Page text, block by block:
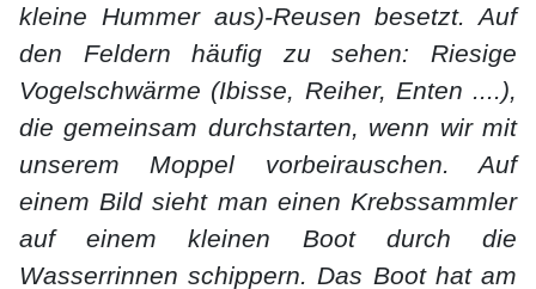
kleine Hummer aus)-Reusen besetzt. Auf
den Feldern häufig zu sehen: Riesige
Vogelschwärme (Ibisse, Reiher, Enten ....),
die gemeinsam durchstarten, wenn wir mit
unserem Moppel vorbeirauschen. Auf
einem Bild sieht man einen Krebssammler
auf einem kleinen Boot durch die
Wasserrinnen schippern. Das Boot hat am